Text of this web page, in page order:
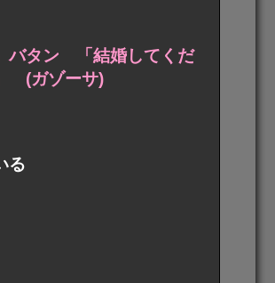
バタン 「結婚してくだ
(ガゾーサ)
る